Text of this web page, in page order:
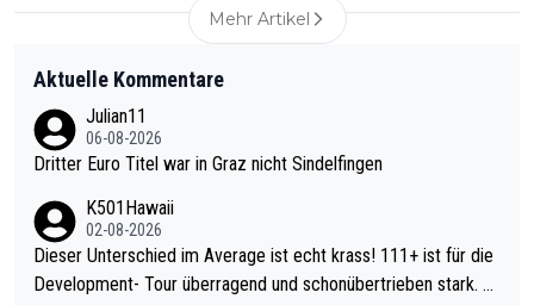
Mehr Artikel
Aktuelle Kommentare
Julian11
06-08-2026
Dritter Euro Titel war in Graz nicht Sindelfingen
K501Hawaii
02-08-2026
Dieser Unterschied im Average ist echt krass! 111+ ist für die
Development- Tour überragend und schonübertrieben stark. U